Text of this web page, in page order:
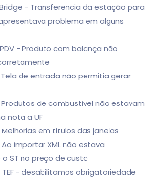
Bridge - Transferencia da estação para
problema em alguns
PDV - Produto com balança não
Tela de entrada não permitia gerar
Produtos de combustivel não estavam
nota a UF
Melhorias em titulos das janelas
Ao importar XML não estava
ST no preço de custo
TEF - desabilitamos obrigatoriedade